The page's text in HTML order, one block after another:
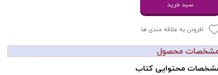
سبد خرید
افزودن به علاقه مندی ها
محصول
محتوایی کتاب